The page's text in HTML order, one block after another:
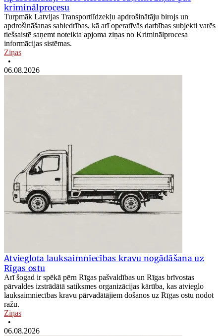
kriminālprocesu
Turpmāk Latvijas Transportlīdzekļu apdrošinātāju birojs un
apdrošināšanas sabiedrības, kā arī operatīvās darbības subjekti varēs
tiešsaistē saņemt noteikta apjoma ziņas no Kriminālprocesa
informācijas sistēmas.
Ziņas
•
06.08.2026
Atvieglota lauksaimniecības kravu nogādāšana uz
Rīgas ostu
Arī šogad ir spēkā pērn Rīgas pašvaldības un Rīgas brīvostas
pārvaldes izstrādātā satiksmes organizācijas kārtība, kas atvieglo
lauksaimniecības kravu pārvadātājiem došanos uz Rīgas ostu nodot
ražu.
Ziņas
•
06.08.2026